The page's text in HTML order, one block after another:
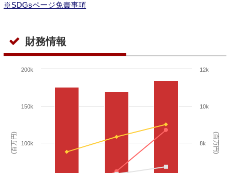
※SDGsページ免責事項
財務情報
(百万円) (百万円)
100k
150k
200k
8k
10k
12k